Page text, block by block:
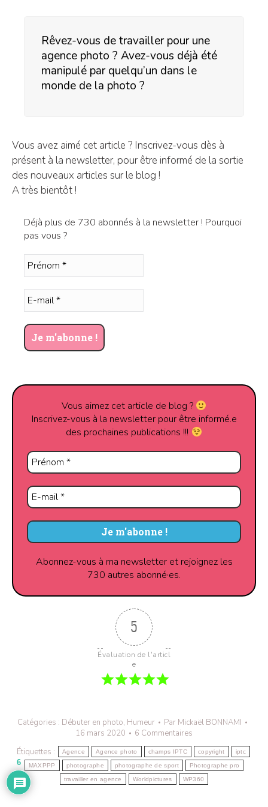
Rêvez-vous de travailler pour une
agence photo ? Avez-vous déjà été
manipulé par quelqu’un dans le
monde de la photo ?
Vous avez aimé cet article ? Inscrivez-vous dès à
présent à la newsletter, pour être informé de la sortie
des nouveaux articles sur le blog !
A très bientôt !
Déjà plus de 730 abonnés à la newsletter ! Pourquoi
pas vous ?
Vous aimez cet article de blog ?
Inscrivez-vous à la newsletter pour être informé.e
des prochaines publications !!!
Abonnez-vous à ma newsletter et rejoignez les
730 autres abonné·es.
5
Évaluation de l'articl
e
Catégories : Débuter en photo, Humeur Par Mickaël BONNAMI
16 mars 2020
6 Commentaires
Étiquettes :
Agence Agence photo champs IPTC copyright iptc
MAXPPP photographe photographe de sport Photographe pro
travailler en agence Worldpictures WP360
6